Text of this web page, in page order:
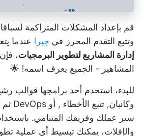
قم بإعداد المشكلات المتراكمة
وتتبع التقدم المحرز في جيرا عندما
إدارة المشاريع لتطوير البرمجيات
المشاهير - الجميع يعرف اسمه! 🌟
للبدء، استخدم أحد برامجها قوالب
وكانبان, تتبع الأخطاء , أو DevOps
ثم
سير عملك وفريقك المتنامي.
والإفلات، يمكنك تبسيط أي عملية